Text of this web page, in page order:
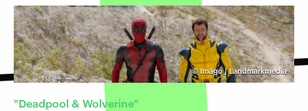
©Imago | Landmarkmedia
"Deadpool & Wolverine"